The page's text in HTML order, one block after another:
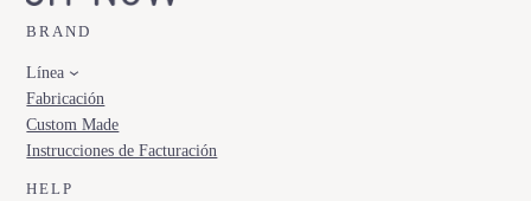
BRAND
Línea
Fabricación
Custom Made
Instrucciones de Facturación
HELP